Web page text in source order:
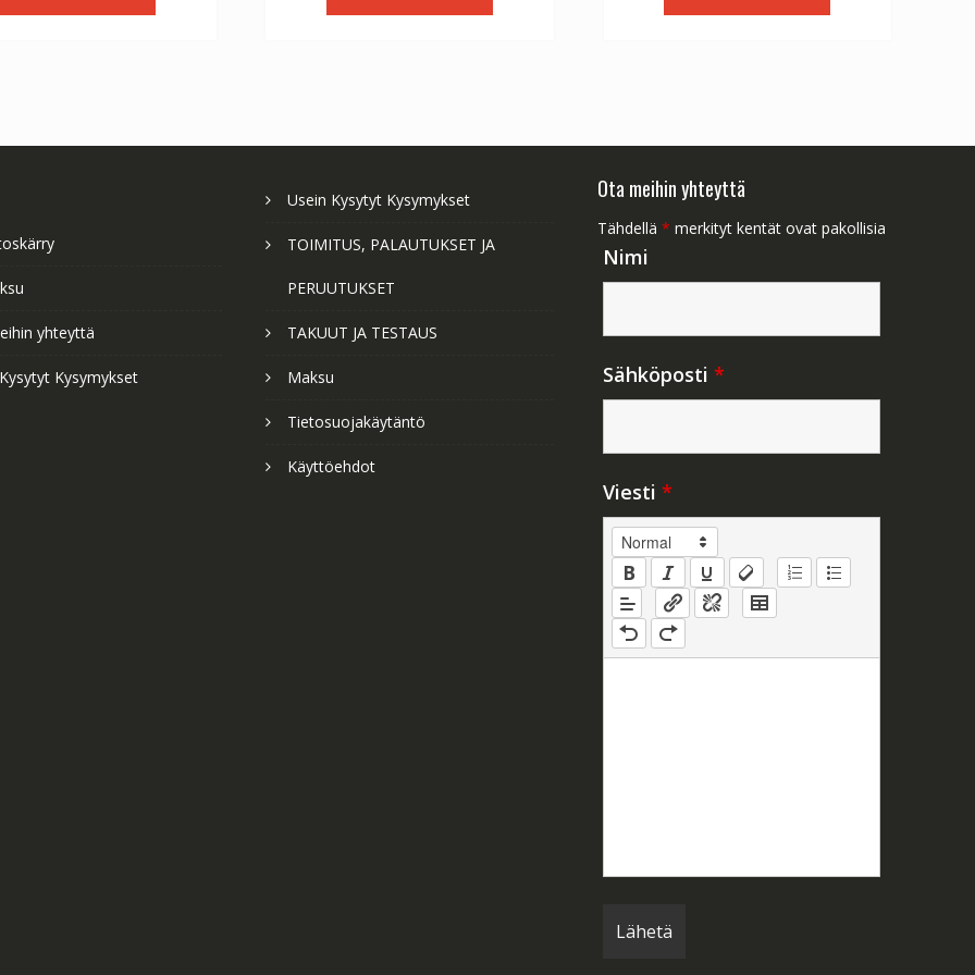
€56.64. €31.47.
€56.64. €31.47.
€56.64. €31.47.
yhteyttä
Kysymykset
Usein Kysytyt Kysymykset
TOIMITUS, PALAUTUKSET JA
PERUUTUKSET
TAKUUT JA TESTAUS
Maksu
Tietosuojakäytäntö
Käyttöehdot
Ota meihin yhteyttä
Tähdellä * merkityt kentät ovat pakollisia
Nimi
Sähköposti *
Viesti *